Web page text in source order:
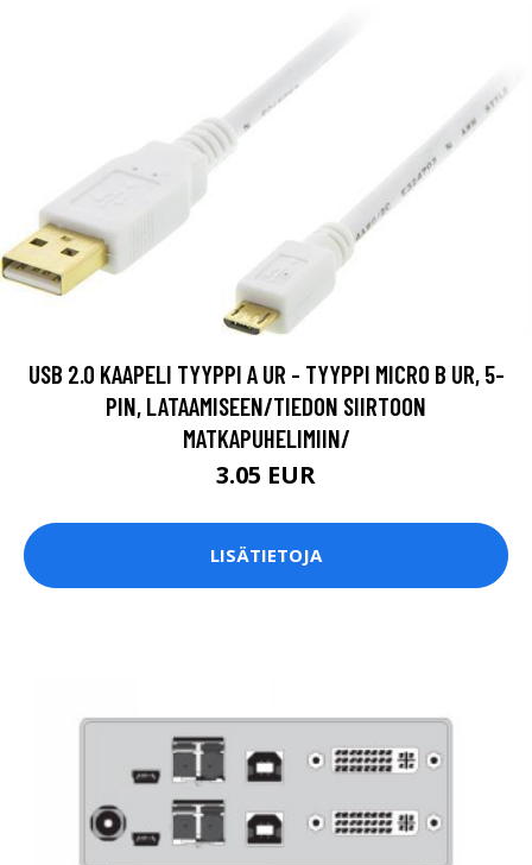
USB 2.0 KAAPELI TYYPPI A UR - TYYPPI MICRO B UR, 5-
PIN, LATAAMISEEN/TIEDON SIIRTOON
MATKAPUHELIMIIN/
3.05 EUR
LISÄTIETOJA